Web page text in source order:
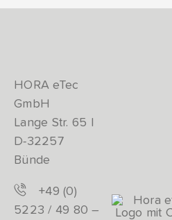
HORA eTec
GmbH
Lange Str. 65 |
D-32257
Bünde
+49 (0)
5223 / 49 80 –